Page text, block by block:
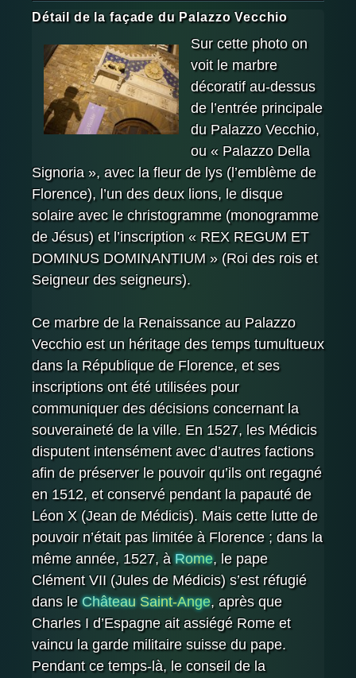
Détail de la façade du Palazzo Vecchio
Sur cette photo on
voit le marbre
décoratif au-dessus
de l’entrée principale
du Palazzo Vecchio,
ou « Palazzo Della
Signoria », avec la fleur de lys (l’emblème de
Florence), l’un des deux lions, le disque
solaire avec le christogramme (monogramme
de Jésus) et l’inscription « REX REGUM ET
DOMINUS DOMINANTIUM » (Roi des rois et
Seigneur des seigneurs).
Ce marbre de la Renaissance au Palazzo
Vecchio est un héritage des temps tumultueux
dans la République de Florence, et ses
inscriptions ont été utilisées pour
communiquer des décisions concernant la
souveraineté de la ville. En 1527, les Médicis
disputent intensément avec d’autres factions
afin de préserver le pouvoir qu’ils ont regagné
en 1512, et conservé pendant la papauté de
Léon X (Jean de Médicis). Mais cette lutte de
pouvoir n’était pas limitée à Florence ; dans la
même année, 1527, àRome, le pape
Clément VII (Jules de Médicis) s’est réfugié
dans leChâteau Saint-Ange, après que
Charles I d’Espagne ait assiégé Rome et
vaincu la garde militaire suisse du pape.
Pendant ce temps-là, le conseil de la